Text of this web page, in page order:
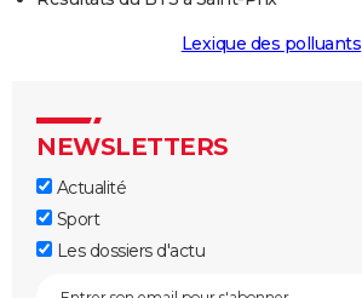
Lexique des polluants
NEWSLETTERS
Actualité
Sport
Les dossiers d'actu